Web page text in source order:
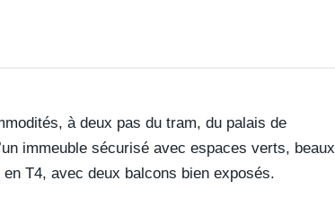
à deux pas du tram, du palais de
immeuble sécurisé avec espaces verts, beaux
T4, avec deux balcons bien exposés.